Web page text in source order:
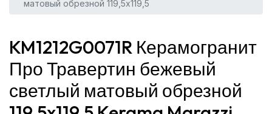
матовый обрезной 119,5x119,5
KM1212G0071R Керамогранит
Про Травертин бежевый
светлый матовый обрезной